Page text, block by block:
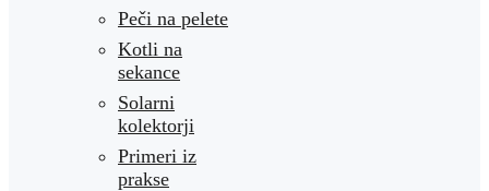
Peči na pelete
Kotli na
sekance
Solarni
kolektorji
Primeri iz
prakse